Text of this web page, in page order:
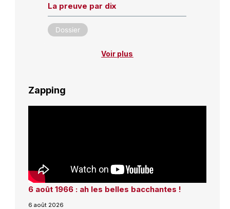
La preuve par dix
Dossier
Voir plus
Zapping
6 août 1966 : ah les belles bacchantes !
6 août 2026